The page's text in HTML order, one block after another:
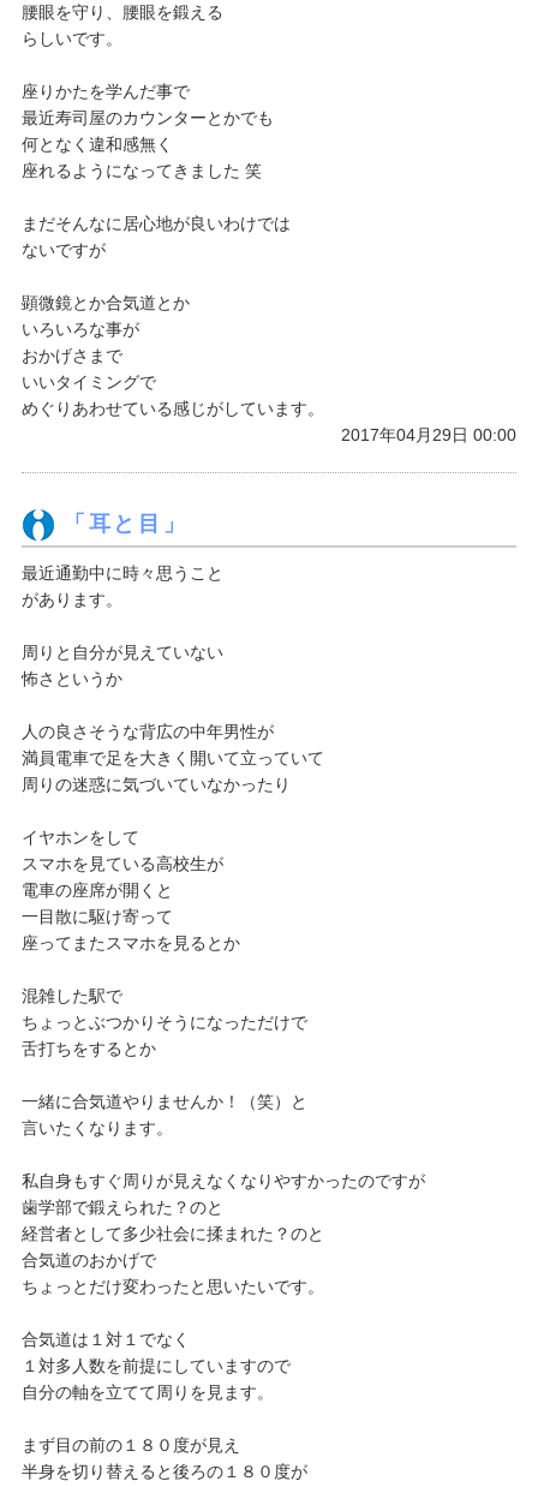
腰眼を守り、腰眼を鍛える
らしいです。
座りかたを学んだ事で
最近寿司屋のカウンターとかでも
何となく違和感無く
座れるようになってきました 笑
まだそんなに居心地が良いわけでは
ないですが
顕微鏡とか合気道とか
いろいろな事が
おかげさまで
いいタイミングで
めぐりあわせている感じがしています。
2017年04月29日 00:00
「耳と目」
最近通勤中に時々思うこと
があります。
周りと自分が見えていない
怖さというか
人の良さそうな背広の中年男性が
満員電車で足を大きく開いて立っていて
周りの迷惑に気づいていなかったり
イヤホンをして
スマホを見ている高校生が
電車の座席が開くと
一目散に駆け寄って
座ってまたスマホを見るとか
混雑した駅で
ちょっとぶつかりそうになっただけで
舌打ちをするとか
一緒に合気道やりませんか！（笑）と
言いたくなります。
私自身もすぐ周りが見えなくなりやすかったのですが
歯学部で鍛えられた？のと
経営者として多少社会に揉まれた？のと
合気道のおかげで
ちょっとだけ変わったと思いたいです。
合気道は１対１でなく
１対多人数を前提にしていますので
自分の軸を立てて周りを見ます。
まず目の前の１８０度が見え
半身を切り替えると後ろの１８０度が